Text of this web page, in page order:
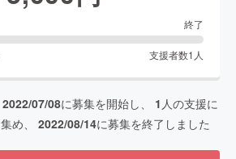
終了
支援者数1 人
2022/07/08に募集を開始し、 1 人の支援に
め、 2022/08/14に募集を終了しました